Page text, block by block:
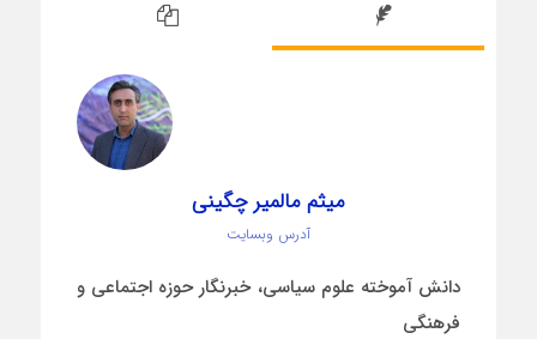
میثم مالمیر چگینی
آدرس وبسایت
دانش آموخته علوم سیاسی، خبرنگار حوزه اجتماعی و
فرهنگی